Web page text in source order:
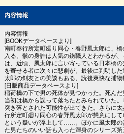
内容情報
内容情報
[BOOKデータベースより]
南町奉行所定町廻り同心・春野風太郎に、
入る。骸の身許は人気の錺職人とわかるが
は、近頃、風太郎に言い寄っている日本橋
を寄せる者に次々に悲劇が。最後に判明し
太郎の剣友との美談もある、読後爽快な捕物
[日販商品データベースより]
稲荷橋の下で男の死体が見つかった。死んだ
当初は橋から誤って落ちたとみられていた
突き落とされた可能性が出てきた。さらに
行所定町廻り同心の春野風太郎が懇意にし
という疑いが浮上して……。ほかに風太郎の
た男たちのいい話も入った渾身のシリーズ第